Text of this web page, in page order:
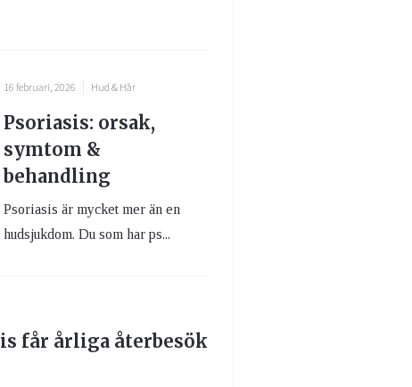
16 februari, 2026 Hud & Hår
Psoriasis: orsak,
symtom &
behandling
Psoriasis är mycket mer än en
hudsjukdom. Du som har ps...
får årliga återbesök